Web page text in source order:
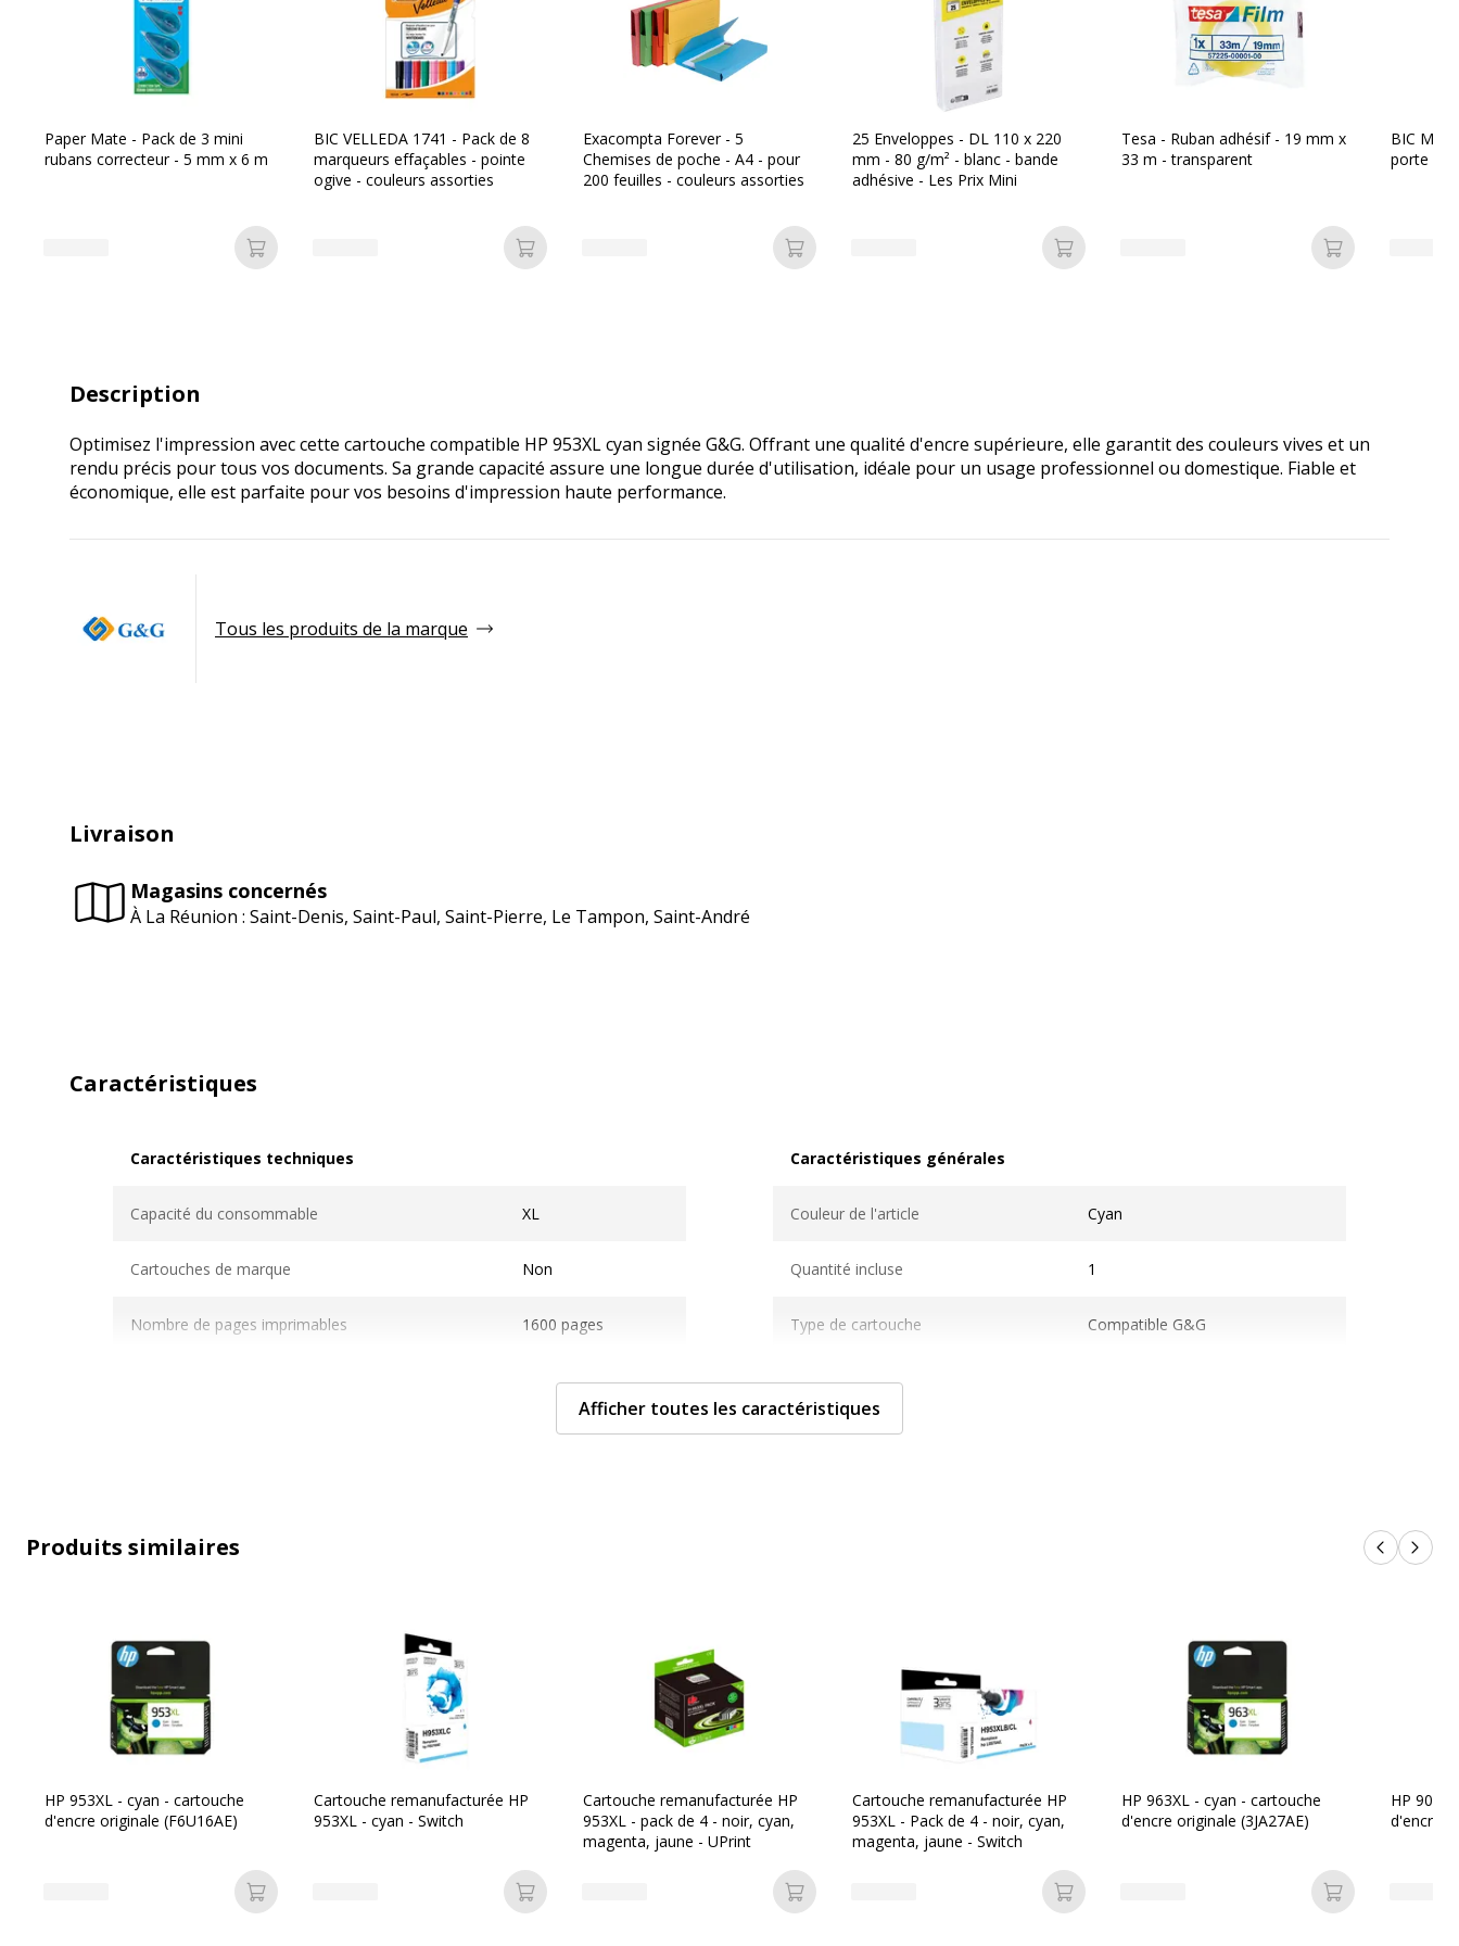
Paper Mate - Pack de 3 mini
rubans correcteur - 5 mm x 6 m
Ajouter au panier
BIC VELLEDA 1741 - Pack de 8
marqueurs effaçables - pointe
ogive - couleurs assorties
Ajouter au panier
Exacompta Forever - 5
Chemises de poche - A4 - pour
200 feuilles - couleurs assorties
Ajouter au panier
25 Enveloppes - DL 110 x 220
mm - 80 g/m² - blanc - bande
adhésive - Les Prix Mini
Ajouter au panier
Tesa - Ruban adhésif - 19 mm x
33 m - transparent
Ajouter au
BIC
porte
Description
Optimisez l'impression avec cette cartouche compatible HP 953XL cyan signée G&G. Offrant une qualité d'encre supérieure, elle garantit des couleurs vives et un
rendu précis pour tous vos documents. Sa grande capacité assure une longue durée d'utilisation, idéale pour un usage professionnel ou domestique. Fiable et
économique, elle est parfaite pour vos besoins d'impression haute performance.
Tous les produits de la marque
Livraison
Magasins concernés
À La Réunion : Saint-Denis, Saint-Paul, Saint-Pierre, Le Tampon, Saint-André
Caractéristiques
Caractéristiques techniques
Capacité du consommable XL
Cartouches de marque Non
Nombre de pages imprimables 1600 pages
Jet d'encre
Caractéristiques générales
Couleur de l'article Cyan
Quantité incluse 1
Type de cartouche Compatible G&G
Données d'identification
Référence produit fabricant
Informations sur les services
Informations sur les services
Produit Neuf
Afficher toutes les caractéristiques
Produits similaires Produits
HP 953XL - cyan - cartouche
d'encre originale (F6U16AE)
Ajouter au panier
Cartouche remanufacturée HP
953XL - cyan - Switch
Ajouter au panier
Cartouche remanufacturée HP
953XL - pack de 4 - noir, cyan,
magenta, jaune - UPrint
Ajouter au panier
Cartouche remanufacturée HP
953XL - Pack de 4 - noir, cyan,
magenta, jaune - Switch
Ajouter au panier
HP 963XL - cyan - cartouche
d'encre originale (3JA27AE)
Ajouter au
HP
d'encre